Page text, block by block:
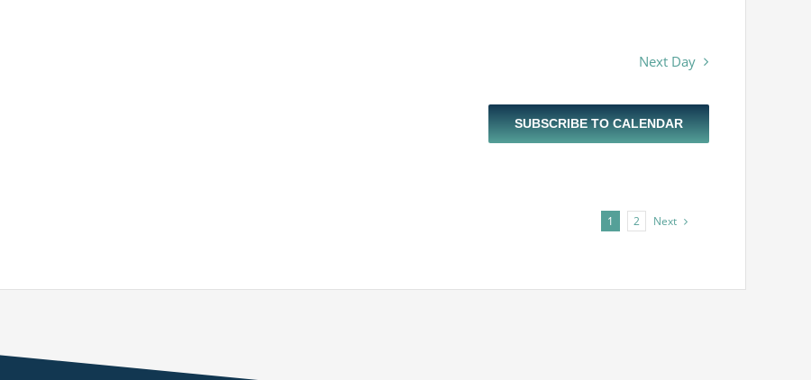
Next Day
SUBSCRIBE TO CALENDAR
1 2 Next